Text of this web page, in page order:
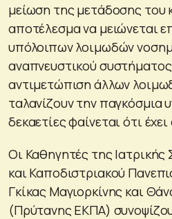
μείωση της μετάδοσης του
αποτέλεσμα να μειώνεται
υπόλοιπων λοιμωδών
αναπνευστικού
αντιμετώπιση άλλων
ταλανίζουν την παγκόσμια
δεκαετίες φαίνεται ότι έχει
Οι Καθηγητές της Ιατρικής
και Καποδιστριακού
Γκίκας Μαγιορκίνης και
(Πρύτανης ΕΚΠΑ)